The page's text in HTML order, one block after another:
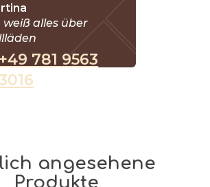
weiß alles über
+49 781 9563
3016
angesehene
Produkte